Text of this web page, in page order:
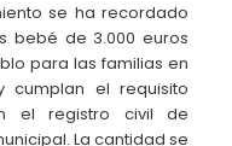
se ha recordado
bebé de 3.000 euros
para las familias en
el requisito
el registro civil de
La cantidad se